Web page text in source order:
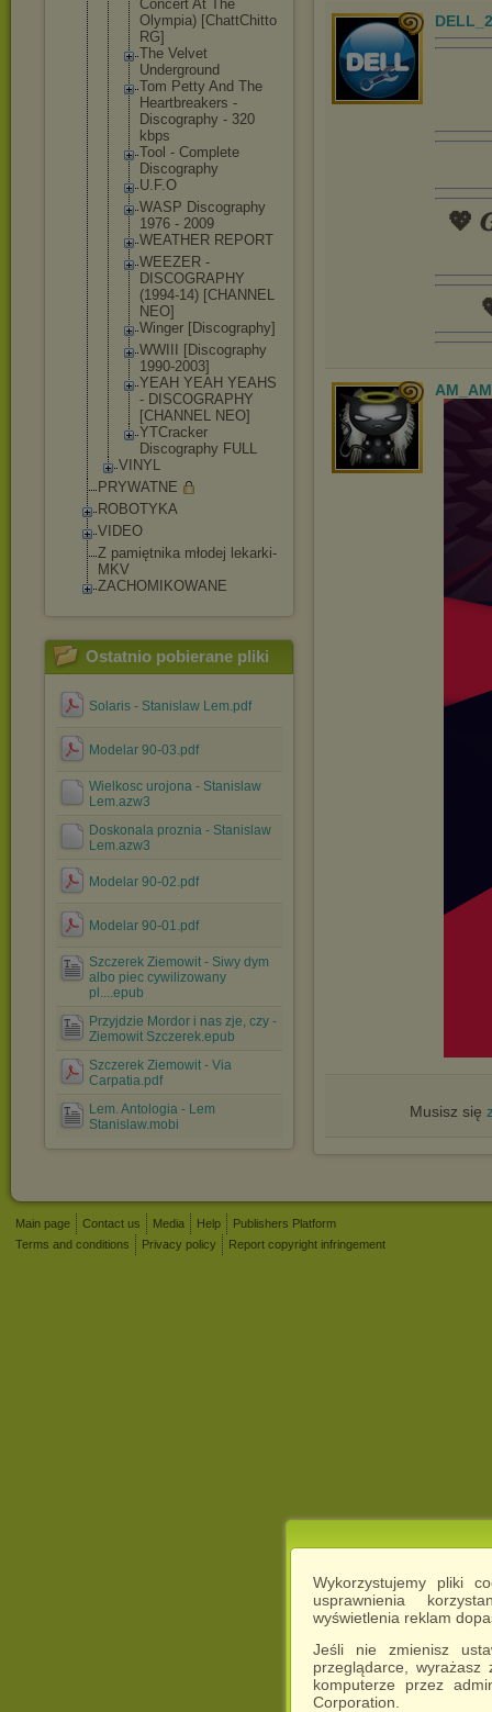
Wykorzystujemy pliki
usprawnienia
wyświetlenia reklam
Jeśli nie zmienisz
przeglądarce,
komputerze przez
Corporation.
Concert At The
Olympia) [ChattChitto
RG]
The Velvet
Underground
Tom Petty And The
Heartbreakers -
Discography - 320
kbps
Tool - Complete
Discography
U.F.O
WASP Discography
1976 - 2009
WEATHER REPORT
WEEZER -
DISCOGRAPHY
(1994-14) [CHANNEL
NEO]
Winger [Discography]
WWIII [Discography
1990-2003]
YEAH YEAH YEAHS
- DISCOGRAPHY
[CHANNEL NEO]
YTCracker
Discography FULL
VINYL
PRYWATNE
ROBOTYKA
VIDEO
Z pamiętnika młodej lekarki-
MKV
ZACHOMIKOWANE
Ostatnio pobierane pliki
Solaris - Stanislaw Lem.pdf
Modelar 90-03.pdf
Wielkosc urojona - Stanislaw
Lem.azw3
Doskonala proznia - Stanislaw
Lem.azw3
Modelar 90-02.pdf
Modelar 90-01.pdf
Szczerek Ziemowit - Siwy dym
albo piec cywilizowany
pl....epub
Przyjdzie Mordor i nas zje, czy -
Ziemowit Szczerek.epub
Szczerek Ziemowit - Via
Carpatia.pdf
Lem. Antologia - Lem
Stanislaw.mobi
💖
AM_AM
Musisz się
Main page Contact us Media Help
Publishers Platform
Terms and conditions
Privacy policy Report copyright infringement